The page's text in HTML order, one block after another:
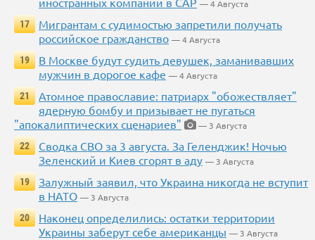
— 4 Августа
17
Мигрантам с судимостью запретили получать
российское гражданство — 4 Августа
19
В Москве будут судить девушек, заманивавших
мужчин в дорогое кафе — 4 Августа
21
Атомное православие: патриарх "обожествляет"
ядерную бомбу и призывает не пугаться
"апокалиптических сценариев"
— 3 Августа
22
Сводка СВО за 3 августа. За Геленджик! Ночью
Зеленский и Киев сгорят в аду — 3 Августа
19
Залужный заявил, что Украина никогда не вступит
в НАТО — 3 Августа
20
Наконец определились: остатки территории
Украины заберут себе американцы — 3 Августа